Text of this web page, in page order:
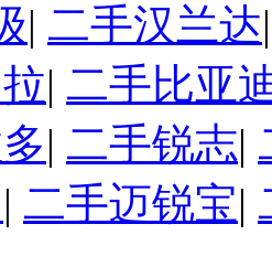
| 二手汉兰达
| 二手比亚
| 二手锐志|
| 二手迈锐宝|